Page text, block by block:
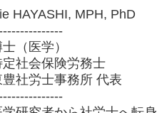
HAYASHI, MPH, PhD
（医学）
定社会保険労務士
豊社労士事務所 代表